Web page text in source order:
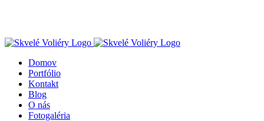
Domov
Portfólio
Kontakt
Blog
O nás
Fotogaléria